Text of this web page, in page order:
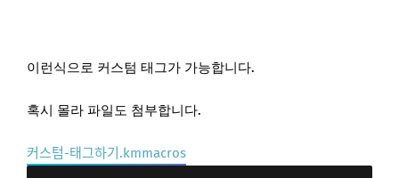
이런식으로 커스텀 태그가 가능합니다.
혹시 몰라 파일도 첨부합니다.
커스텀-태그하기.kmmacros